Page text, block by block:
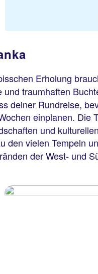
Erholung
traumhaften
deiner Rundreise,
einplanen. Die
und
den vielen Tempeln
der West- und